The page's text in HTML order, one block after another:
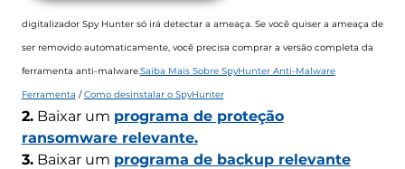
digitalizador Spy Hunter só irá detectar a ameaça. Se você quiser a ameaça de
ser removido automaticamente, você precisa comprar a versão completa da
ferramenta anti-malware.Saiba Mais Sobre SpyHunter Anti-Malware
Ferramenta /Como desinstalar o SpyHunter
2.Baixar um programa de proteção
ransomware relevante.
3.Baixar um programa de backup relevante